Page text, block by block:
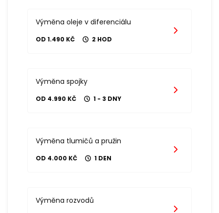
Výměna oleje v diferenciálu
OD 1.490 KČ 2 HOD
Výměna spojky
OD 4.990 KČ 1 - 3 DNY
Výměna tlumičů a pružin
OD 4.000 KČ 1 DEN
Výměna rozvodů